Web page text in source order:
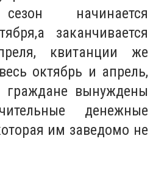
начинается
заканчивается
квитанции же
октябрь и апрель,
граждане вынуждены
денежные
им заведомо не